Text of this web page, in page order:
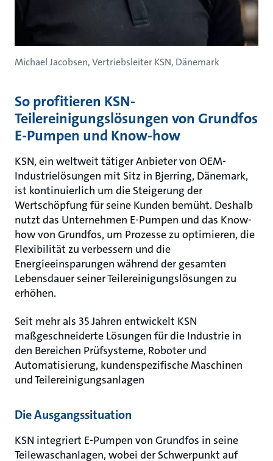
Michael Jacobsen, Vertriebsleiter KSN, Dänemark
So profitieren KSN-
Teilereinigungslösungen von Grundfos
E-Pumpen und Know-how
KSN, ein weltweit tätiger Anbieter von OEM-
Industrielösungen mit Sitz in Bjerring, Dänemark,
ist kontinuierlich um die Steigerung der
Wertschöpfung für seine Kunden bemüht. Deshalb
nutzt das Unternehmen E-Pumpen und das Know-
how von Grundfos, um Prozesse zu optimieren, die
Flexibilität zu verbessern und die
Energieeinsparungen während der gesamten
Lebensdauer seiner Teilereinigungslösungen zu
erhöhen.
Seit mehr als 35 Jahren entwickelt KSN
maßgeschneiderte Lösungen für die Industrie in
den Bereichen Prüfsysteme, Roboter und
Automatisierung, kundenspezifische Maschinen
und Teilereinigungsanlagen
Die Ausgangssituation
KSN integriert E-Pumpen von Grundfos in seine
Teilewaschanlagen, wobei der Schwerpunkt auf